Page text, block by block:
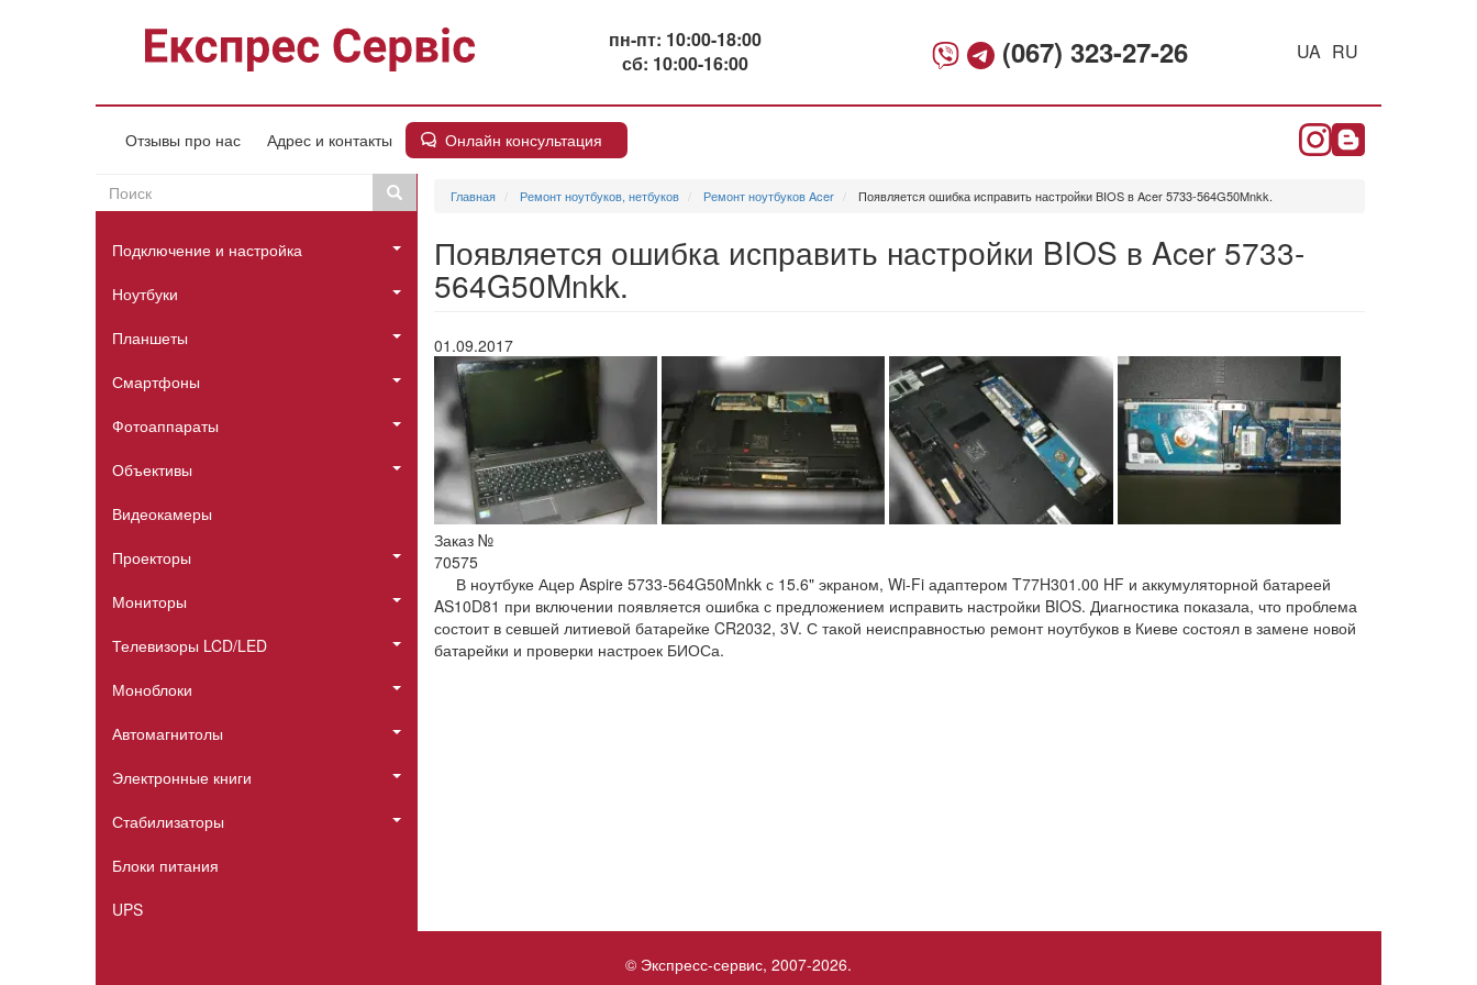
пн-пт: 10:00-18:00
сб: 10:00-16:00
(067) 323-27-26 UA RU
Отзывы про нас Адрес и контакты Онлайн консультация
Пошукова
форма
Поиск Поиск
Головне
меню
Подключение и настройка
Ноутбуки
Планшеты
Смартфоны
Фотоаппараты
Объективы
Видеокамеры
Проекторы
Мониторы
Телевизоры LCD/LED
Моноблоки
Автомагнитолы
Электронные книги
Стабилизаторы
Блоки питания
UPS
Главная Ремонт ноутбуков, нетбуков Ремонт ноутбуков Acer Появляется ошибка исправить настройки BIOS в Acer 5733-564G50Mnkk.
Появляется ошибка исправить настройки BIOS в Acer 5733-
564G50Mnkk.
01.09.2017
Заказ №
70575
В ноутбуке Ацер Aspire 5733-564G50Mnkk с 15.6" экраном, Wi-Fi адаптером T77H301.00 HF и аккумуляторной батареей
AS10D81 при включении появляется ошибка с предложением исправить настройки BIOS. Диагностика показала, что проблема
состоит в севшей литиевой батарейке CR2032, 3V. С такой неисправностью ремонт ноутбуков в Киеве состоял в замене новой
батарейки и проверки настроек БИОСа.
© Экспресс-сервис, 2007-2026.